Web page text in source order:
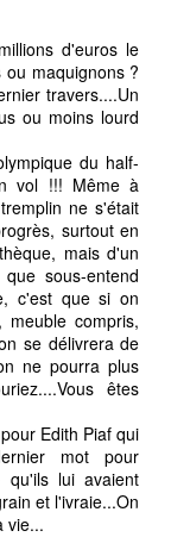
d'euros le
maquignons ?
travers....Un
ou moins lourd
du half-
vol !!! Même à
ne s'était
surtout en
mais d'un
sous-entend
c'est que si on
meuble compris,
se délivrera de
ne pourra plus
êtes
Edith Piaf qui
mot pour
qu'ils lui avaient
et l'ivraie...On
vie...